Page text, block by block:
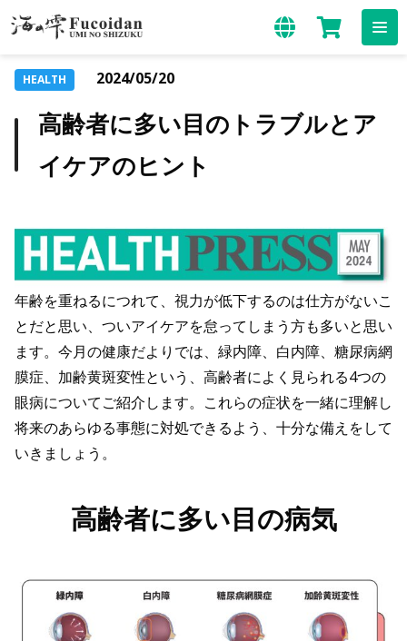
HEALTH 2024/05/20
高齢者に多い目のトラブルとア
イケアのヒント
年齢を重ねるにつれて、視力が低下するのは仕方がないこ
とだと思い、ついアイケアを怠ってしまう方も多いと思い
ます。今月の健康だよりでは、緑内障、白内障、糖尿病網
膜症、加齢黄斑変性という、高齢者によく見られる4つの
眼病についてご紹介します。これらの症状を一緒に理解し
将来のあらゆる事態に対処できるよう、十分な備えをして
いきましょう。
高齢者に多い目の病気